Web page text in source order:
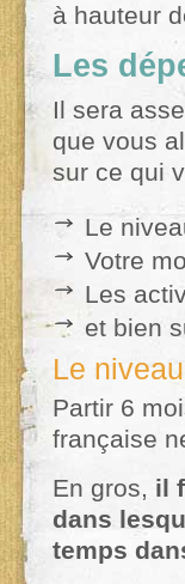
à hauteur
Les
Il sera
que vous
sur ce qui
Le
Votre
Les
et bien
Le
Partir 6
française
En gros, il
dans
temps